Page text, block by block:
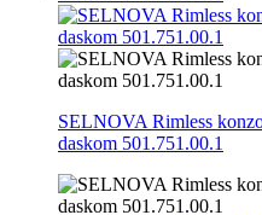
SELNOVA Rimless
daskom 501.751.00.1